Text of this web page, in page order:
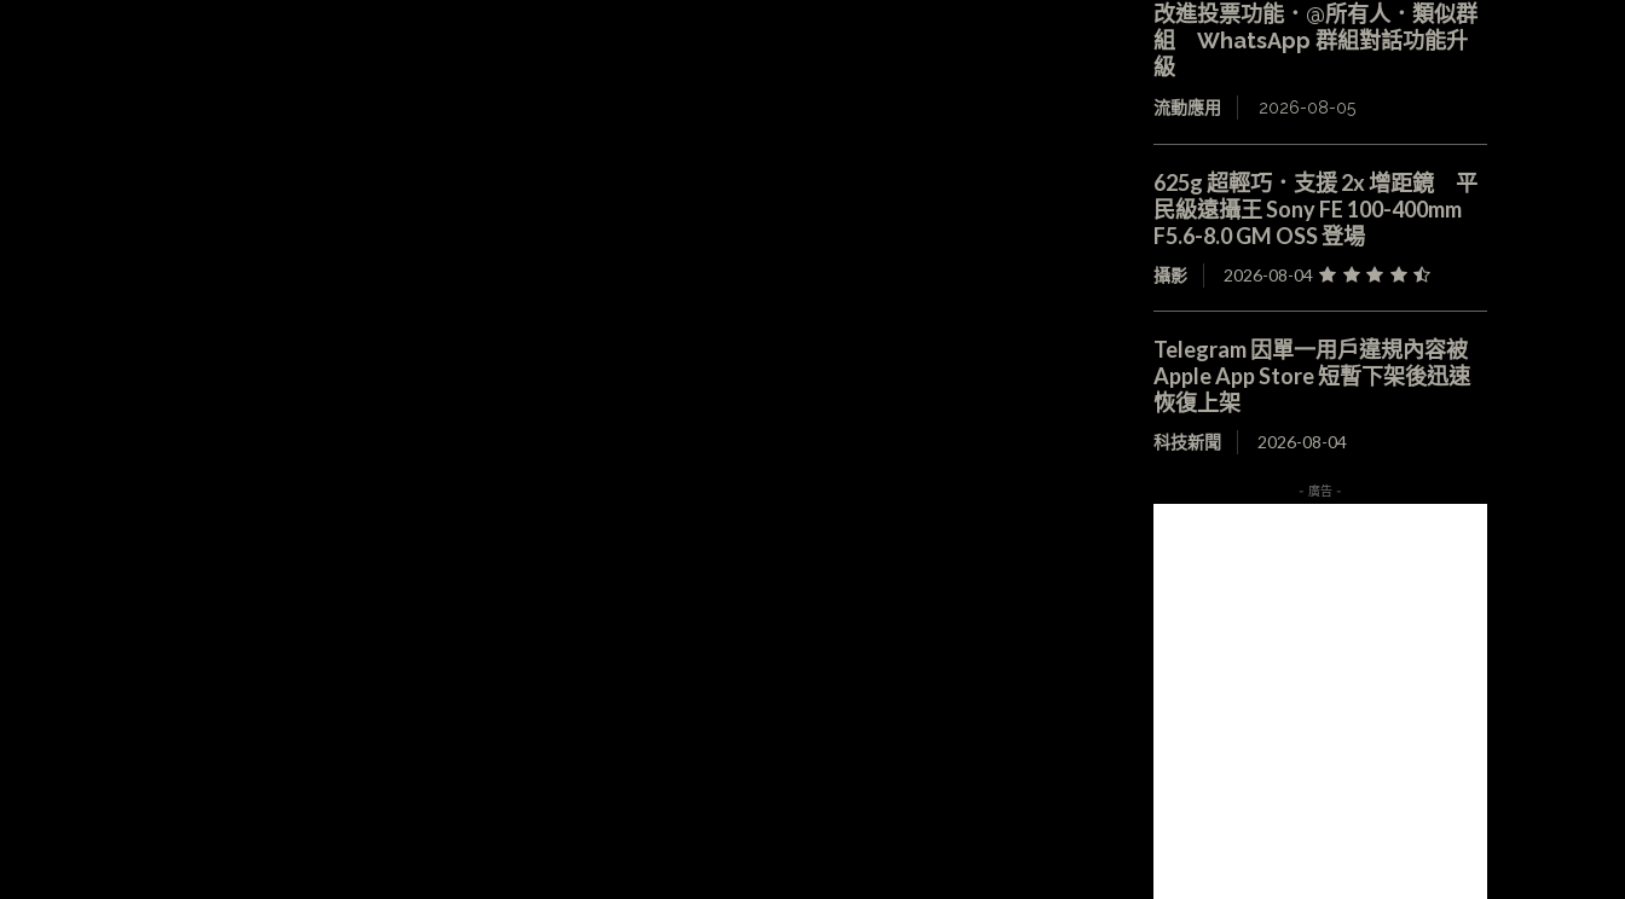
改進投票功能．@所有人．類似群
組 WhatsApp 群組對話功能升
級
流動應用 2026-08-05
625g 超輕巧．支援 2x 增距鏡 平
民級遠攝王 Sony FE 100-400mm
F5.6-8.0 GM OSS 登場
攝影 2026-08-04
Telegram 因單一用戶違規內容被
Apple App Store 短暫下架後迅速
恢復上架
科技新聞 2026-08-04
- 廣告 -